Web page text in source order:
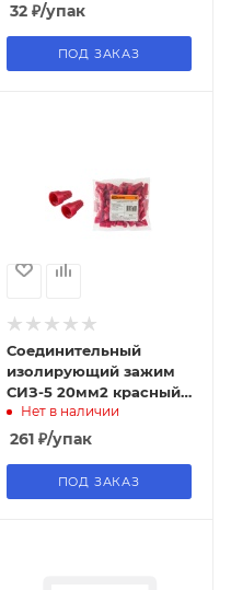
32₽/упак
ПОД ЗАКАЗ
Соединительный
изолирующий зажим
СИЗ-5 20мм2 красный
(50шт) TDM
Нет в наличии
261₽/упак
ПОД ЗАКАЗ